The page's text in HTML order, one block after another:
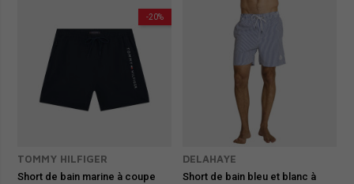
-20%
TOMMY HILFIGER
Short de bain marine à coupe
DELAHAYE
Short de bain bleu et blanc à